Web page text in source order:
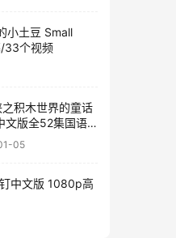
小土豆 Small
33个视频
积木世界的童话
文版全52集国语
1080P视频MP4
05
中文版 1080p高